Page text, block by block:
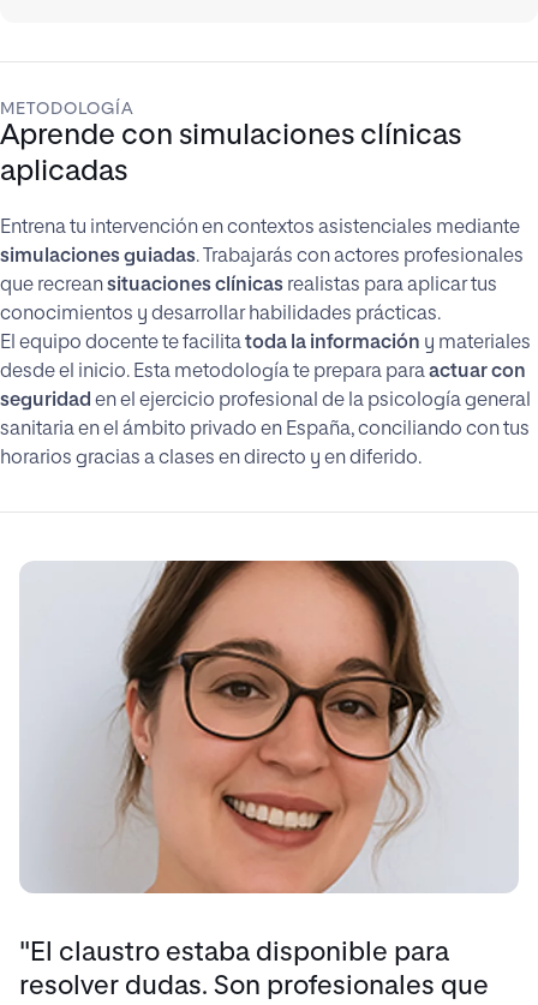
METODOLOGÍA
Aprende con simulaciones clínicas
aplicadas
Entrena tu intervención en contextos asistenciales mediante
simulaciones guiadas. Trabajarás con actores profesionales
que recreansituaciones clínicas realistas para aplicar tus
conocimientos y desarrollar habilidades prácticas.
El equipo docente te facilitatoda la información y materiales
desde el inicio. Esta metodología te prepara paraactuar con
seguridad en el ejercicio profesional de la psicología general
sanitaria en el ámbito privado en España, conciliando con tus
horarios gracias a clases en directo y en diferido.
"El claustro estaba disponible para
resolver dudas. Son profesionales que